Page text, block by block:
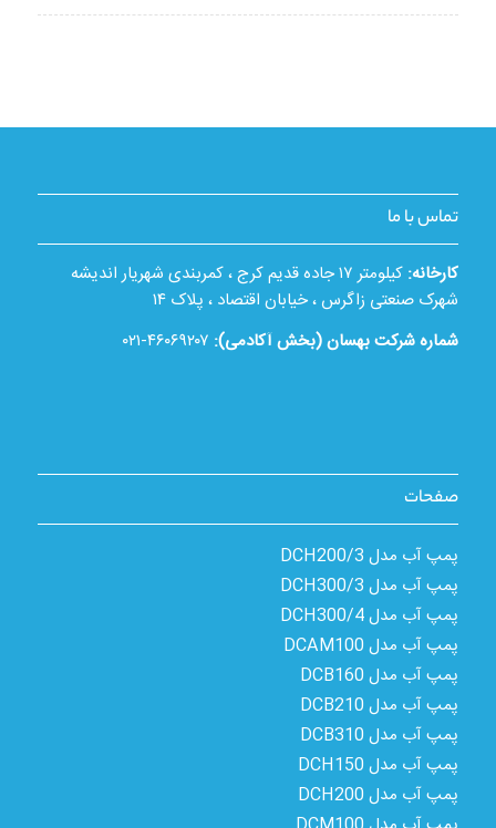
تماس با ما
کارخانه:
کیلومتر ۱۷ جاده قدیم کرج ، کمربندی شهریار اندیشه
شهرک صنعتی زاگرس ، خیابان اقتصاد ، پلاک ۱۴
شماره شرکت بهسان (بخش آکادمی): ۴۶۰۶۹۲۰۷-۰۲۱
صفحات
پمپ آب مدل 3/DCH200
پمپ آب مدل 3/DCH300
پمپ آب مدل 4/DCH300
پمپ آب مدل DCAM100
پمپ آب مدل DCB160
پمپ آب مدل DCB210
پمپ آب مدل DCB310
پمپ آب مدل DCH150
پمپ آب مدل DCH200